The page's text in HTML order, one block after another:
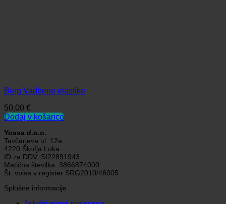
Berg Vadbene elastike
50,00 €
Dodaj v košarico
Yossa d.o.o.
Tavčarjeva ul. 12a
4220 Škofja Loka
ID za DDV: SI22891943
Matična številka: 3866874000
Št. vpisa v register SRG2010/46005
Splošne informacije